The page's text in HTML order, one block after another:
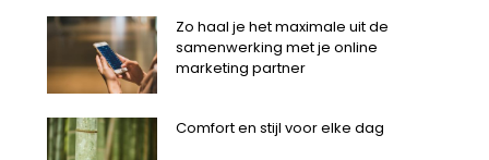
Zo haal je het maximale uit de
samenwerking met je online
marketing partner
Comfort en stijl voor elke dag